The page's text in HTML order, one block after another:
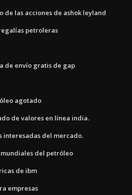
de las acciones de ashok leyland
petroleras
de envío gratis de gap
agotado
de valores en línea india.
interesadas del mercado.
del petróleo
de ibm
empresas